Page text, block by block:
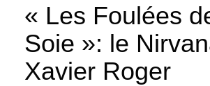
« Les Foulées
Soie »: le
Xavier Roger